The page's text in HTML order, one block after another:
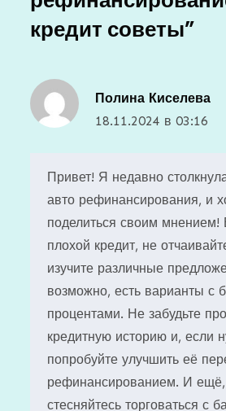
кредит советы”
Полина Киселева
18.11.2024 в 03:16
Привет! Я недавно
авто рефинансирования, и
поделиться своим мнением!
плохой кредит, не
изучите различные
возможно, есть варианты с
процентами. Не забудьте
кредитную историю и, если
попробуйте улучшить её
рефинансированием. И
стесняйтесь торговаться с